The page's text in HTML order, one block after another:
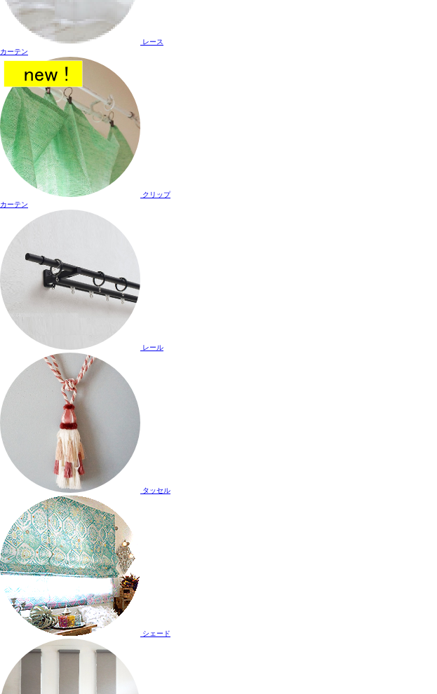
レース
カーテン
クリップ
カーテン
レール
タッセル
シェード